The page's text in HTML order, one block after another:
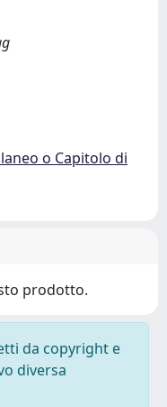
o Capitolo di
prodotto.
da copyright e
diversa